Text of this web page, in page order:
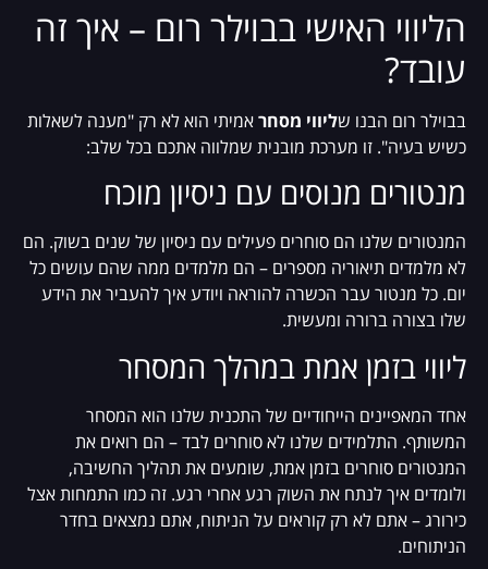
הליווי האישי בבוילר רום – איך זה
עובד?
בבוילר רום הבנו שליווי מסחראמיתי הוא לא רק "מענה לשאלות
כשיש בעיה". זו מערכת מובנית שמלווה אתכם בכל שלב:
מנטורים מנוסים עם ניסיון מוכח
המנטורים שלנו הם סוחרים פעילים עם ניסיון של שנים בשוק. הם
לא מלמדים תיאוריה מספרים – הם מלמדים ממה שהם עושים כל
יום. כל מנטור עבר הכשרה להוראה ויודע איך להעביר את הידע
שלו בצורה ברורה ומעשית.
ליווי בזמן אמת במהלך המסחר
אחד המאפיינים הייחודיים של התכנית שלנו הוא המסחר
המשותף. התלמידים שלנו לא סוחרים לבד – הם רואים את
המנטורים סוחרים בזמן אמת, שומעים את תהליך החשיבה,
ולומדים איך לנתח את השוק רגע אחרי רגע. זה כמו התמחות אצל
כירורג – אתם לא רק קוראים על הניתוח, אתם נמצאים בחדר
הניתוחים.